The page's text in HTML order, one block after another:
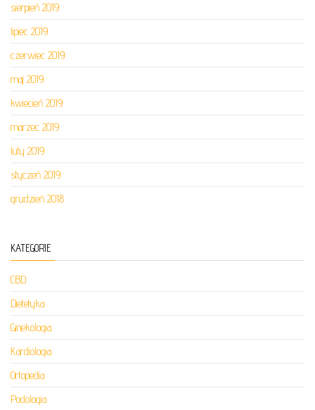
sierpień 2019
lipiec 2019
czerwiec 2019
maj 2019
kwiecień 2019
marzec 2019
luty 2019
styczeń 2019
grudzień 2018
KATEGORIE
CBD
Dietetyka
Ginekologia
Kardiologia
Ortopedia
Podologia